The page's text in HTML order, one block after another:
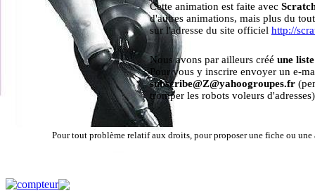
Cette animation est faite avec
d'autres animations, mais plus du
sur l'adresse du site officiel http://
Nous avons par ailleurs créé une
Pour vous y inscrire envoyer un e-
subscribe@Z@yahoogroupes.fr
tromper les robots voleurs d'adresses)
Pour tout problème relatif aux droits, pour proposer une fiche ou